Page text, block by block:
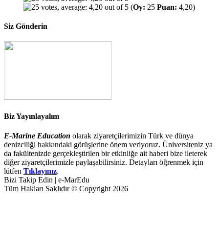
(Oy: 25 Puan: 4,20)
Siz Gönderin
Biz Yayınlayalım
E-Marine Education olarak ziyaretçilerimizin Türk ve dünya
denizciliği hakkındaki görüşlerine önem veriyoruz. Üniversiteniz ya
da fakültenizde gerçekleştirilen bir etkinliğe ait haberi bize ileterek
diğer ziyaretçilerimizle paylaşabilirsiniz. Detayları öğrenmek için
lütfen Tıklayınız.
Bizi Takip Edin | e-MarEdu
Tüm Hakları Saklıdır © Copyright 2026